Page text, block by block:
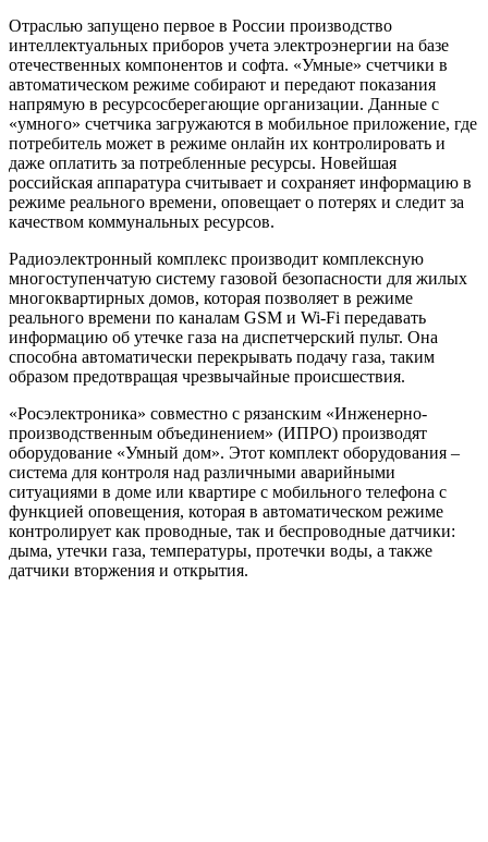
Отраслью запущено первое в России производство
интеллектуальных приборов учета электроэнергии на базе
отечественных компонентов и софта. «Умные» счетчики в
автоматическом режиме собирают и передают показания
напрямую в ресурсосберегающие организации. Данные с
«умного» счетчика загружаются в мобильное приложение, где
потребитель может в режиме онлайн их контролировать и
даже оплатить за потребленные ресурсы. Новейшая
российская аппаратура считывает и сохраняет информацию в
режиме реального времени, оповещает о потерях и следит за
качеством коммунальных ресурсов.
Радиоэлектронный комплекс производит комплексную
многоступенчатую систему газовой безопасности для жилых
многоквартирных домов, которая позволяет в режиме
реального времени по каналам GSM и Wi-Fi передавать
информацию об утечке газа на диспетчерский пульт. Она
способна автоматически перекрывать подачу газа, таким
образом предотвращая чрезвычайные происшествия.
«Росэлектроника» совместно с рязанским «Инженерно-
производственным объединением» (ИПРО) производят
оборудование «Умный дом». Этот комплект оборудования –
система для контроля над различными аварийными
ситуациями в доме или квартире с мобильного телефона с
функцией оповещения, которая в автоматическом режиме
контролирует как проводные, так и беспроводные датчики:
дыма, утечки газа, температуры, протечки воды, а также
датчики вторжения и открытия.